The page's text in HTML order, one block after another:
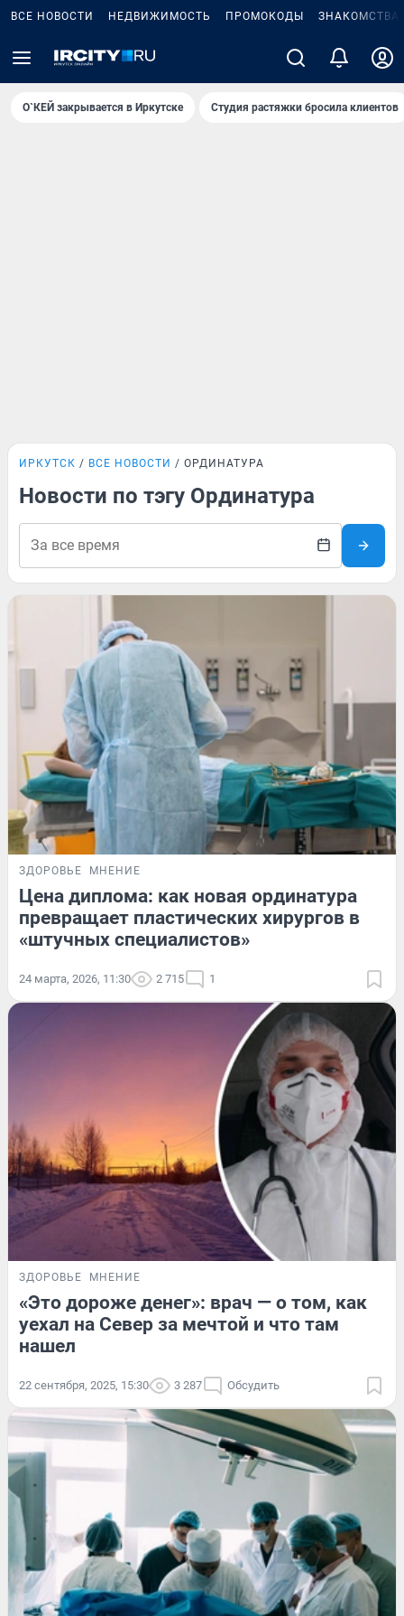
ВСЕ НОВОСТИ НЕДВИЖИМОСТЬ ПРОМОКОДЫ ЗНАКОМСТВА
О`КЕЙ закрывается в Иркутске Студия растяжки бросила клиентов
ИРКУТСК ВСЕ НОВОСТИ ОРДИНАТУРА
Новости по тэгу Ординатура
ЗДОРОВЬЕ МНЕНИЕ
Цена диплома: как новая ординатура
превращает пластических хирургов в
«штучных специалистов»
24 марта, 2026, 11:30 2 715 1
ЗДОРОВЬЕ МНЕНИЕ
«Это дороже денег»: врач — о том, как
уехал на Север за мечтой и что там
нашел
22 сентября, 2025, 15:30 3 287 Обсудить